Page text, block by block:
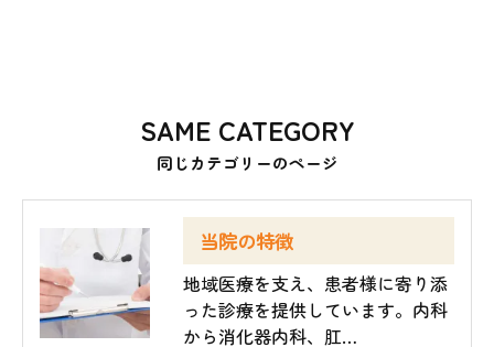
同じカテゴリーのページ
SAME CATEGORY
当院の特徴
地域医療を支え、患者様に寄り添
った診療を提供しています。内科
から消化器内科、肛…